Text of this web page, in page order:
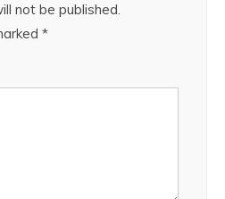
not be published.
*